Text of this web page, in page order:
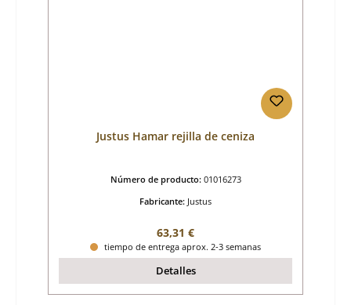
Justus Hamar rejilla de ceniza
Número de producto: 01016273
Fabricante: Justus
Precio normal:
63,31 €
tiempo de entrega aprox. 2-3 semanas
Detalles